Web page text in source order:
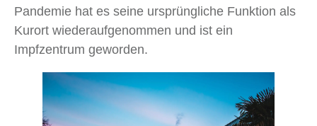
Pandemie hat es seine ursprüngliche Funktion als
Kurort wiederaufgenommen und ist ein
Impfzentrum geworden.